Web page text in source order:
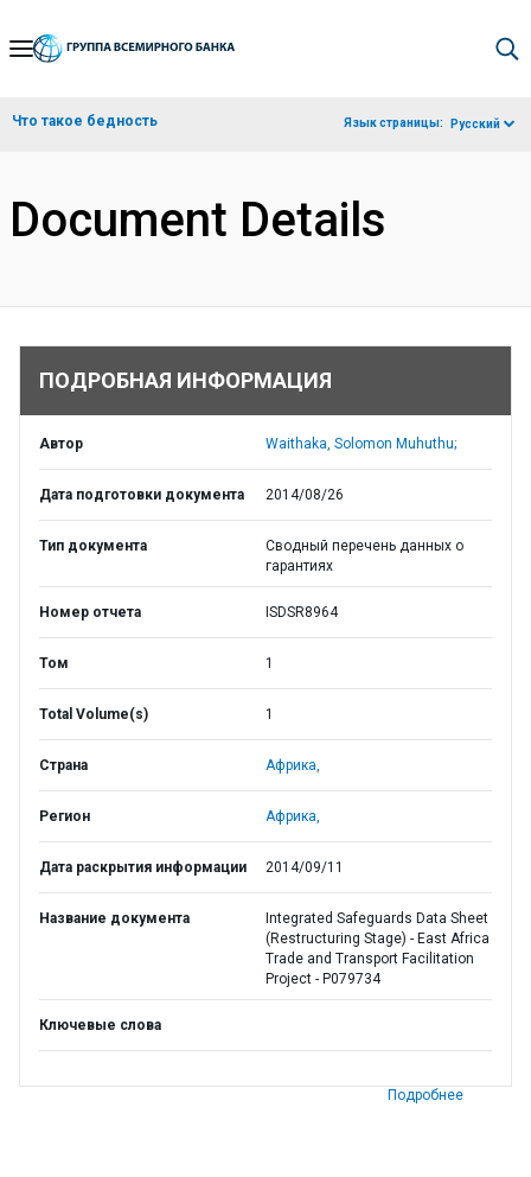
Skip
Navigation
Что такое бедность Язык страницы: Русский
Document Details
ПОДРОБНАЯ ИНФОРМАЦИЯ
Автор Waithaka, Solomon Muhuthu;
Дата подготовки документа 2014/08/26
Тип документа
Сводный перечень данных о
гарантиях
Номер отчета ISDSR8964
Том 1
Total Volume(s) 1
Страна Африка,
Регион Африка,
Дата раскрытия информации 2014/09/11
Название документа
Integrated Safeguards Data Sheet
(Restructuring Stage) - East Africa
Trade and Transport Facilitation
Project - P079734
Ключевые слова
Подробнее